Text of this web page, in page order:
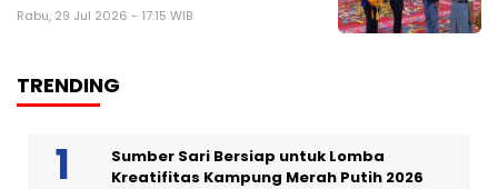
Rabu, 29 Jul 2026 - 17:15 WIB
TRENDING
Sumber Sari Bersiap untuk Lomba
Kreatifitas Kampung Merah Putih 2026